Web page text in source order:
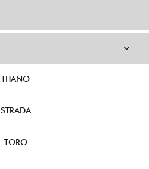
TITANO
STRADA
TORO